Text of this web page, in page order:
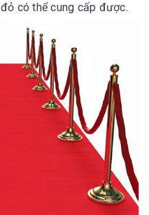
có thể cung cấp được.